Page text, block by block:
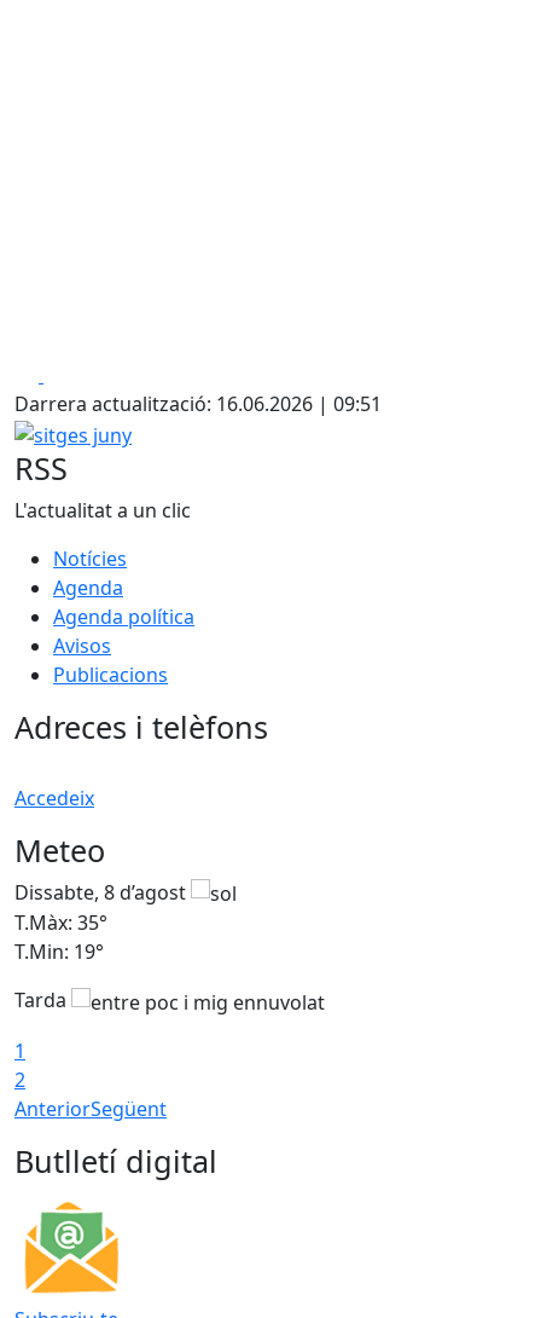
Darrera actualització: 16.06.2026 | 09:51
sitges juny
RSS
L'actualitat a un clic
Notícies
Agenda
Agenda política
Avisos
Publicacions
Adreces i telèfons
Accedeix
Meteo
Dissabte, 8 d’agost
T.Màx: 35°
T.Min: 19°
Tarda
1
2
AnteriorSegüent
Butlletí digital